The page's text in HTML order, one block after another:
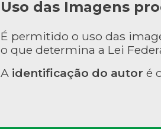
Uso das Imagens
É permitido o uso das
o que determina a Lei
A identificação do autor é